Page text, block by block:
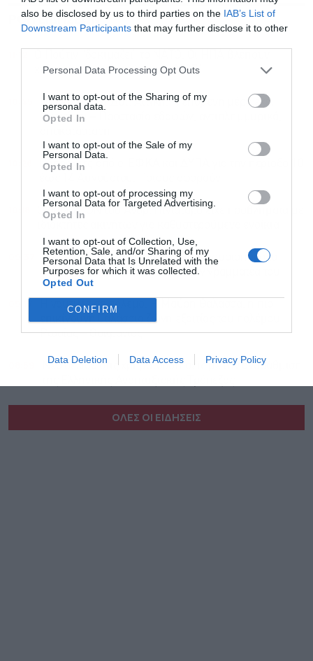
also be disclosed by us to third parties on the IAB’s List of
Downstream Participants that may further disclose it to other
Personal Data Processing Opt Outs
I want to opt-out of the Sharing of my
personal data.
Opted In
I want to opt-out of the Sale of my
Personal Data.
Opted In
I want to opt-out of processing my
Personal Data for Targeted Advertising.
Opted In
I want to opt-out of Collection, Use,
Retention, Sale, and/or Sharing of my
Personal Data that Is Unrelated with the
Purposes for which it was collected.
Opted Out
CONFIRM
Data Deletion Data Access Privacy Policy
ΡΟΗ ΕΙΔΗΣΕΩΝ ΔΗΜΟΦΙΛΗ
χτύπημα ακόμα και “πριν το 2027”
Πυρκαγιά στη Δυτ. Αττική: Η επόμενη μέρα έχει
ξεκινήσει – Προστασία εδαφών, αντιπλημμυρικά,
Πληρωμές από e-ΕΦΚΑ και ΔΥΠΑ για την περίοδο 10
Ο όμιλος ΙΟΝ του Ανδρ. Πινιατάρο είχε προβλήματα με
Νέες σκιές για τον Ινφαντίνο: Το πλουσιοπάροχο
μπόνους αποχώρησης σε πρώην γραμματέα του
09:17
Η ναυτιλία σε πόλεμο: Η Μαύρη Θάλασσα, η πιο
επικίνδυνη θαλάσσια ζώνη εξαιτίας του πολέμου
Ρωσίας – Ουκρανίας
Νέα σελίδα στις χρηματοδοτήσεις με την αναβάθμιση
ΟΛΕΣ ΟΙ ΕΙΔΗΣΕΙΣ